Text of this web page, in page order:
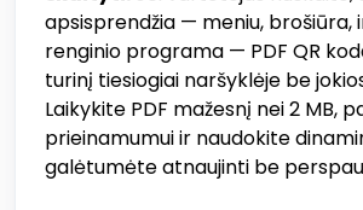
apsisprendžia — meniu, brošiūra,
renginio programa — PDF QR
turinį tiesiogiai naršyklėje be
Laikykite PDF mažesnį nei 2 MB,
prieinamumui ir naudokite
galėtumėte atnaujinti be